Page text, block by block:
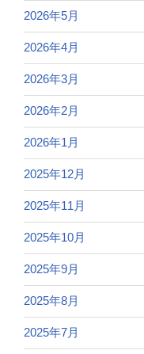
2026年5月
2026年4月
2026年3月
2026年2月
2026年1月
2025年12月
2025年11月
2025年10月
2025年9月
2025年8月
2025年7月